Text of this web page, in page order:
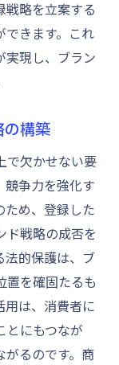
戦略を立案する
できます。これ
実現し、ブラン
の構築
で欠かせない要
競争力を強化す
ため、登録した
ド戦略の成否を
法的保護は、ブ
置を確固たるも
用は、消費者に
とにもつなが
がるのです。商